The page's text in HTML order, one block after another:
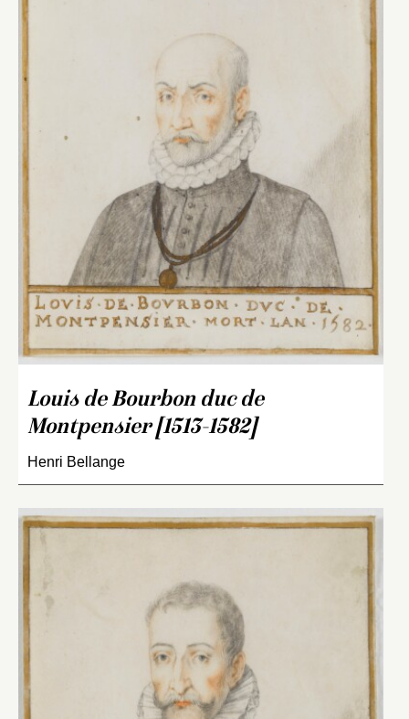
Louis de Bourbon duc de
Montpensier [1513-1582]
Henri Bellange